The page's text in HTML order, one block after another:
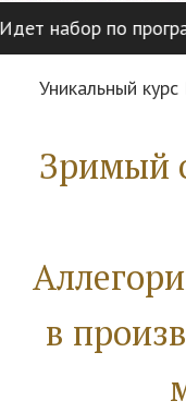
набор по
Уникальный
Зримый
в